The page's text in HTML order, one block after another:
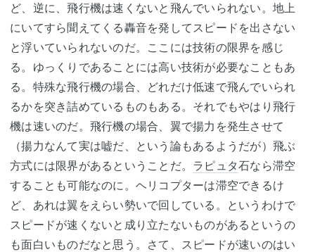
ど、逆に、飛行機は速くないと飛んでいられない。地上
にいてすら聞えてくる轟音を発してスピードを出さない
と浮いていられないのだ。ここには技術の限界を感じ
る。ゆっくりであることには高い技術が必要なこともあ
る。特殊な飛行機の場合、どれだけ低速で飛んでいられ
るかを突き詰めているものもある。それでもやはり飛行
機は速いのだ。飛行機の場合、翼で揚力を発生させて
（揚力なんて実は嘘だ、という論もあるようだが）飛ぶ
方式には限界があるということだ。 ラピュタ石なら滞空
することも可能なのに。ヘリコプターは滞空できるけ
ど、あれは翼をえらい勢いで回している。というわけで
スピードが速くないと成り立たないものがあるというの
も面白いものだなと思う。さて、スピードが速いのはい